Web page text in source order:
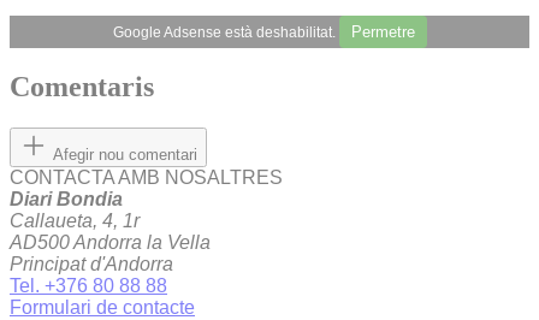
Google Adsense està deshabilitat. Permetre
Comentaris
Afegir nou comentari
CONTACTA AMB NOSALTRES
Diari Bondia
Callaueta, 4, 1r
AD500 Andorra la Vella
Principat d'Andorra
Tel. +376 80 88 88
Formulari de contacte